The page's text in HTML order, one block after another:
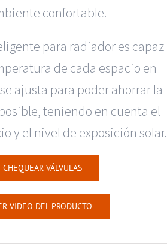
confortable.
para radiador es capaz
de cada espacio en
ajusta para poder ahorrar la
teniendo en cuenta el
y el nivel de exposición solar.
CHEQUEAR VÁLVULAS
VIDEO DEL PRODUCTO